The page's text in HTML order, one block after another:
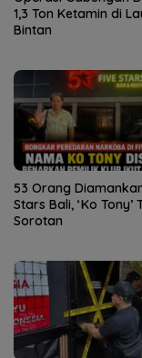
1,3 Ton Ketamin di
Bintan
53 Orang
Stars Bali, ‘Ko Tony’
Sorotan